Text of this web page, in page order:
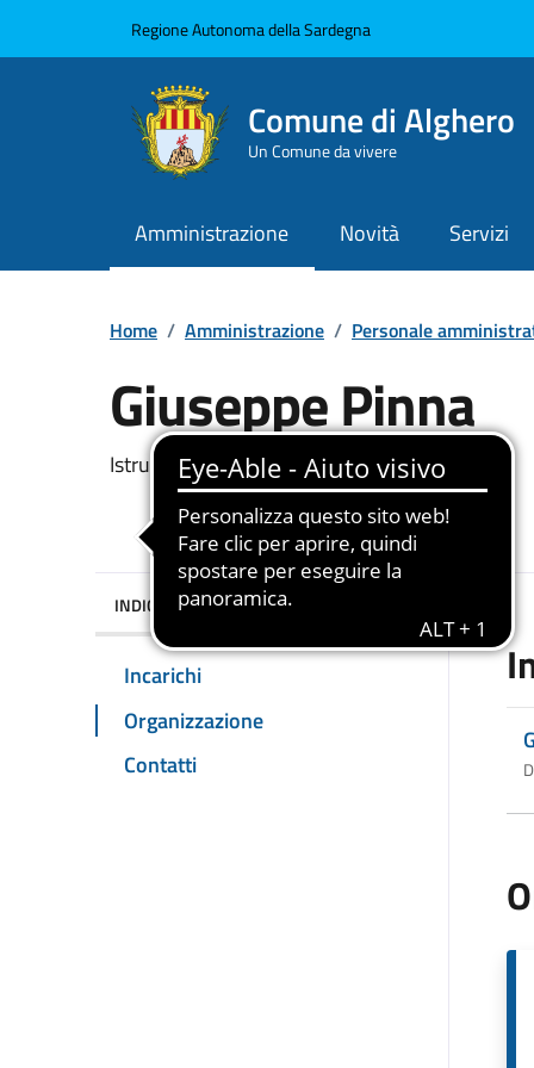
Regione Autonoma della Sardegna
Comune di Alghero
Un Comune da vivere
Amministrazione Novità Servizi
Home / Amministrazione / Personale
Giuseppe Pinna
Dettaglio della
Istruttore di Vigilanza
INDICE DELLA PAGINA
Incarichi
Organizzazione
Contatti